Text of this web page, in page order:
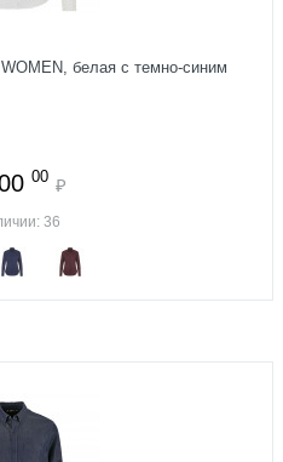
белая с темно-синим
00 ₽
36